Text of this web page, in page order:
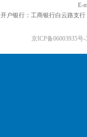
E-
开户银行：工商银行白云路支
京ICP备06003935号-